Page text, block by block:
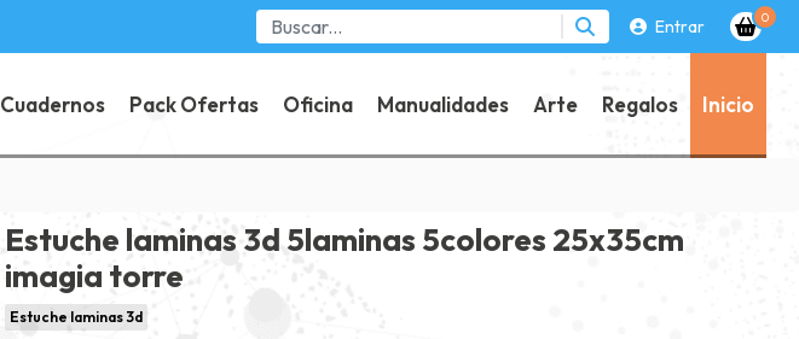
Entrar 0
Cuadernos Pack Ofertas Oficina Manualidades Arte Regalos Inicio
Estuche laminas 3d 5laminas 5colores 25x35cm
imagia torre
Estuche laminas 3d